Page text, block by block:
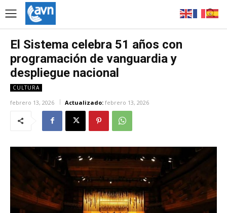
El Sistema celebra 51 años con
programación de vanguardia y
despliegue nacional
CULTURA
febrero 13, 2026 Actualizado: febrero 13, 2026